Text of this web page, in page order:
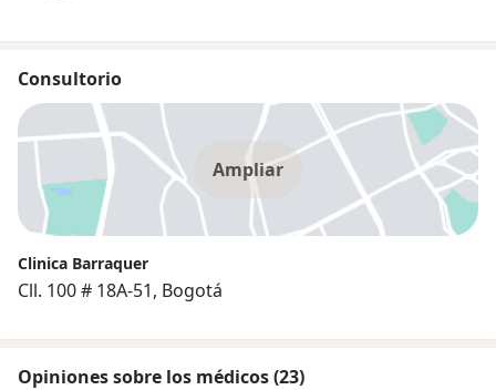
Consultorio
Ampliar
Clinica Barraquer
Cll. 100 # 18A-51, Bogotá
Opiniones sobre los médicos (23)